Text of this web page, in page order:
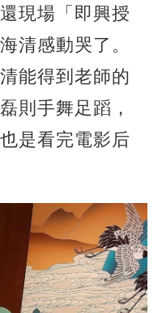
還現場「即興授
清感動哭了。
能得到老師的
則手舞足蹈，
是看完電影后